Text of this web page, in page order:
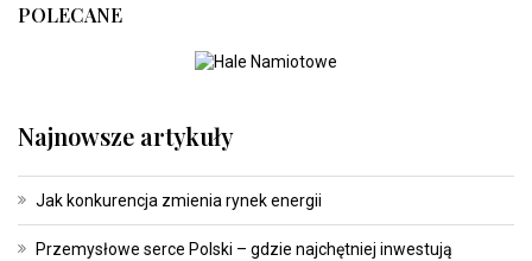
POLECANE
Najnowsze artykuły
Jak konkurencja zmienia rynek energii
Przemysłowe serce Polski – gdzie najchętniej inwestują